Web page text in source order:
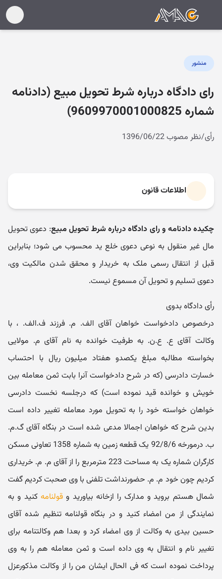
منشور
رای دادگاه درباره شرط تحویل مبیع (دادنامه
شماره 9609970001000825)
رأی/نظر مصوب 1396/06/22
اطلاعات قانون
چکیده دادنامه و رای دادگاه درباره شرط تحویل مبیع: دعوی تحویل
مال غیر منقول به نوعی دعوی خلع ید محسوب می شود؛ بنابراین
قبل از انتقال رسمی ملک به خریدار و محقق شدن مالکیت وی،
دعوی تسلیم و تحویل آن مسموع نیست.
رأی دادگاه بدوی
درخصوص دادخواست خواهان آقای الف. م. فرزند ف.الف. ، با
وکالت آقای ع. ع.ن. به طرفیت خوانده به نام آقای م. مولایی
بخواسته مطالبه مبلغ یکصدو هفتاد میلیون ریال با احتساب
خسارت دادرسی (که در شرح دادخواست آنرا بابت ثمن معامله بین
خویش و خوانده قید نموده است) که درجلسه نخست دادرسی
خواهان خواسته خود را به تحویل مورد معامله تغییر داده است
بدین شرح که خواهان اجمالا مدعی شده است در بنگاه آقای گ.م.
ب. درمورخه 92/8/6 یک قطعه زمین به شماره 1358 تعاونی مسکن
کارگران شماره یک به مساحت 223 مترمربع را از آقای م. م. خریداری
کردیم چون خود م. م. حضورنداشت تلفنی با وی صحبت کردیم گفت
شمال هستم بروید و مدارک را ازخانه بیاورید و قولنامه کنید و به
نمایندگی از من امضاء کنید و در بنگاه قولنامه تنظیم شده آقای
حسین بیدی به وکالت از وی امضاء کرد و بعدا هم وکالتنامه برای
تغییر نام و انتقال به وی داده است و ثمن معامله هم را به وی
پرداخت نموده است که فی الحال ایشان من را از وکالت مذکورعزل